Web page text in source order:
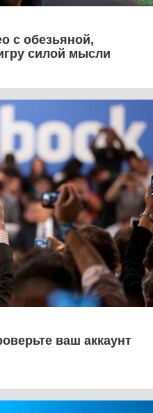
с обезьяной,
силой мысли
ваш аккаунт